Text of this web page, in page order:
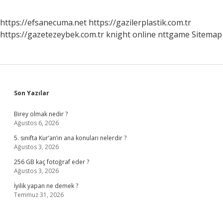
https://efsanecuma.net https://gazilerplastik.com.tr
https://gazetezeybek.com.tr knight online nttgame Sitemap
Sidebar
Son Yazılar
Birey olmak nedir ?
Ağustos 6, 2026
5. sınıfta Kur’an’ın ana konuları nelerdir ?
Ağustos 3, 2026
256 GB kaç fotoğraf eder ?
Ağustos 3, 2026
İyilik yapan ne demek ?
Temmuz 31, 2026